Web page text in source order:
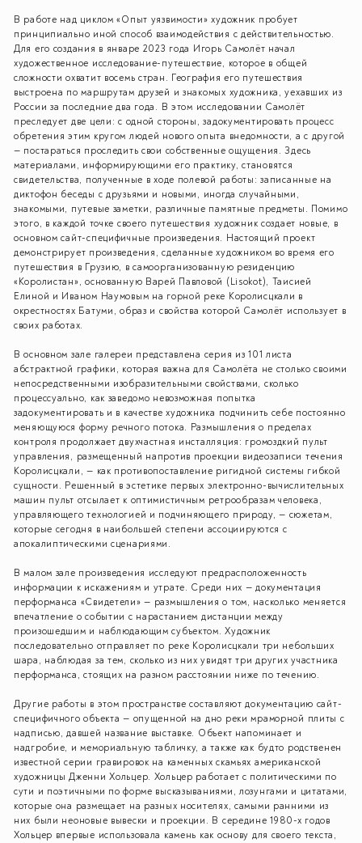
В работе над циклом «Опыт уязвимости» художник пробует
принципиально иной способ взаимодействия с действительностью.
Для его создания в январе 2023 года Игорь Самолёт начал
художественное исследование-путешествие, которое в общей
сложности охватит восемь стран. География его путешествия
выстроена по маршрутам друзей и знакомых художника, уехавших из
России за последние два года. В этом исследовании Самолёт
преследует две цели: с одной стороны, задокументировать процесс
обретения этим кругом людей нового опыта внедомности, а с другой
— постараться проследить свои собственные ощущения. Здесь
материалами, информирующими его практику, становятся
свидетельства, полученные в ходе полевой работы: записанные на
диктофон беседы с друзьями и новыми, иногда случайными,
знакомыми, путевые заметки, различные памятные предметы. Помимо
этого, в каждой точке своего путешествия художник создает новые, в
основном сайт-специфичные произведения. Настоящий проект
демонстрирует произведения, сделанные художником во время его
путешествия в Грузию, в самоорганизованную резиденцию
«Королистан», основанную Варей Павловой (Lisokot), Таисией
Елиной и Иваном Наумовым на горной реке Королисцкали в
окрестностях Батуми, образ и свойства которой Самолёт использует в
своих работах.
В основном зале галереи представлена серия из 101 листа
абстрактной графики, которая важна для Самолёта не столько своими
непосредственными изобразительными свойствами, сколько
процессуально, как заведомо невозможная попытка
задокументировать и в качестве художника подчинить себе постоянно
меняющуюся форму речного потока. Размышления о пределах
контроля продолжает двухчастная инсталляция: громоздкий пульт
управления, размещенный напротив проекции видеозаписи течения
Королисцкали, — как противопоставление ригидной системы гибкой
сущности. Решенный в эстетике первых электронно-вычислительных
машин пульт отсылает к оптимистичным ретрообразам человека,
управляющего технологией и подчиняющего природу, — сюжетам,
которые сегодня в наибольшей степени ассоциируются с
апокалиптическими сценариями.
В малом зале произведения исследуют предрасположенность
информации к искажениям и утрате. Среди них — документация
перформанса «Свидетели» — размышления о том, насколько меняется
впечатление о событии с нарастанием дистанции между
произошедшим и наблюдающим субъектом. Художник
последовательно отправляет по реке Королисцкали три небольших
шара, наблюдая за тем, сколько из них увидят три других участника
перформанса, стоящих на разном расстоянии ниже по течению.
Другие работы в этом пространстве составляют документацию сайт-
специфичного объекта — опущенной на дно реки мраморной плиты с
надписью, давшей название выставке. Объект напоминает и
надгробие, и мемориальную табличку, а также как будто родственен
известной серии гравировок на каменных скамьях американской
художницы Дженни Хольцер. Хольцер работает с политическими по
сути и поэтичными по форме высказываниями, лозунгами и цитатами,
которые она размещает на разных носителях, самыми ранними из
них были неоновые вывески и проекции. В середине 1980-х годов
Хольцер впервые использовала камень как основу для своего текста,